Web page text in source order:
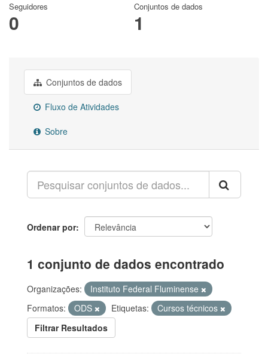
Seguidores
0
Conjuntos de dados
1
Conjuntos de dados
Fluxo de Atividades
Sobre
Ordenar por
1 conjunto de dados encontrado
Organizações:
Instituto Federal Fluminense
Formatos:
ODS Etiquetas:
Cursos técnicos
Filtrar Resultados